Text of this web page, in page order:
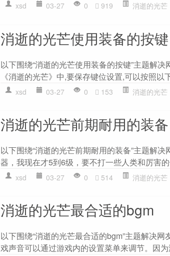
xsd 03-27 0 919 消逝的光芒
消逝的光芒使用装备的按键
以下围绕“消逝的光芒使用装备的按键”主题解
《消逝的光芒》中,要保存键位设置,可以按照以
xsd 03-27 0 153 消逝的光芒
消逝的光芒前期耐用的装备
以下围绕“消逝的光芒前期耐用的装备”主题解
器，我现在才5到6级，要不打一些人类和厉害
xsd 03-27 0 514 消逝的光芒
消逝的光芒最合适的bgm
以下围绕“消逝的光芒最合适的bgm”主题解决
戏声音可以通过游戏内的设置菜单来调节。因为